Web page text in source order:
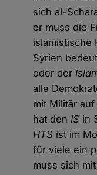
sich al-
er muss die
islamistische
Syrien
oder der
alle
mit Militär
hat den IS in
HTS ist im
für viele ein
muss sich